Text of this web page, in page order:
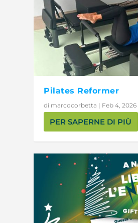
Pilates Reformer
di marcocorbetta | Feb 4, 2026
PER SAPERNE DI PIÙ